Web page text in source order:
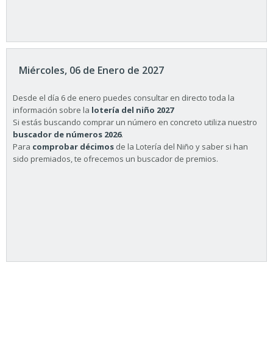
Miércoles, 06 de Enero de 2027
Desde el día 6 de enero puedes consultar en directo toda la
información sobre la lotería del niño 2027
Si estás buscando comprar un número en concreto utiliza nuestro
buscador de números 2026.
Para comprobar décimos de la Lotería del Niño y saber si han
sido premiados, te ofrecemos un buscador de premios.